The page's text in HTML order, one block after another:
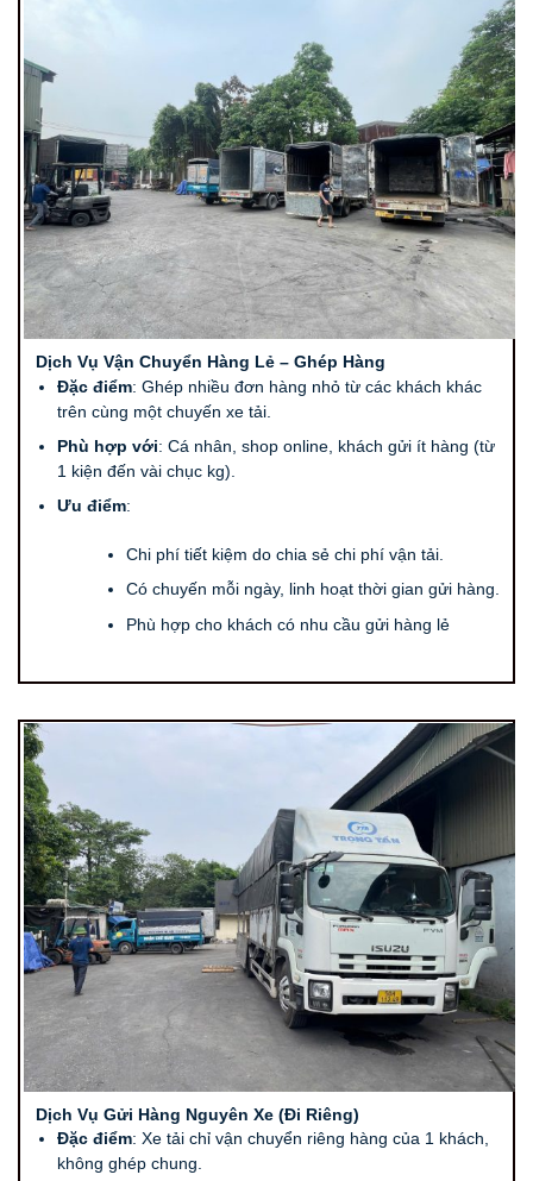
Dịch Vụ Vận Chuyển Hàng Lẻ – Ghép Hàng
Đặc điểm: Ghép nhiều đơn hàng nhỏ từ các khách khác
trên cùng một chuyến xe tải.
Phù hợp với: Cá nhân, shop online, khách gửi ít hàng (từ
1 kiện đến vài chục kg).
Ưu điểm:
Chi phí tiết kiệm do chia sẻ chi phí vận tải.
Có chuyến mỗi ngày, linh hoạt thời gian gửi hàng.
Phù hợp cho khách có nhu cầu gửi hàng lẻ
Dịch Vụ Gửi Hàng Nguyên Xe (Đi Riêng)
Đặc điểm: Xe tải chỉ vận chuyển riêng hàng của 1 khách,
không ghép chung.